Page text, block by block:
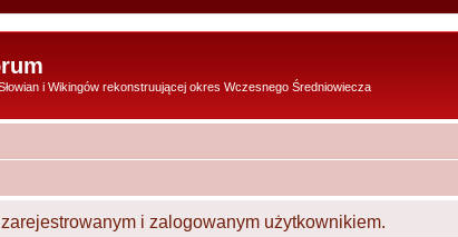
i Wikingów rekonstruującej okres Wczesnego Średniowiecza
i zalogowanym użytkownikiem.